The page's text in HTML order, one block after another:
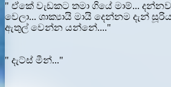
" ඒකේ වැඩකට තමා ගියේ මාම්...
වෙලා... ශාක්‍යායි මායි දෙන්නම දැන්
ඇතුල් වෙන්න යන්නේ...."
" දැට්ස් මීන්..."